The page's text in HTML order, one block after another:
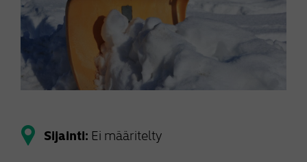
Sijainti: Ei määritelty